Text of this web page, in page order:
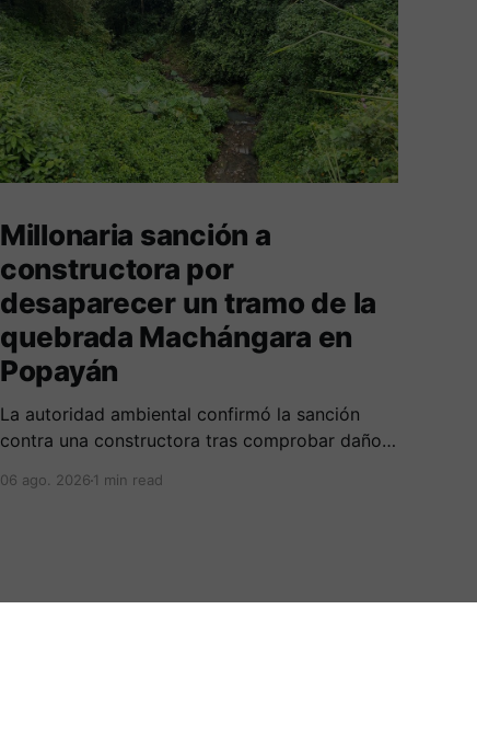
Millonaria sanción a
constructora por
desaparecer un tramo de la
quebrada Machángara en
Popayán
La autoridad ambiental confirmó la sanción
contra una constructora tras comprobar daños
protección y la tala no autorizada de un árbol.
06 ago. 20261 min read